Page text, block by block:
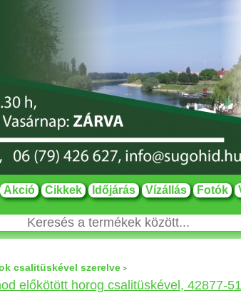
Akció Cikkek Időjárás Vízállás Fotók
csalitüskével szerelve >
előkötött horog csalitüskével, 42877-